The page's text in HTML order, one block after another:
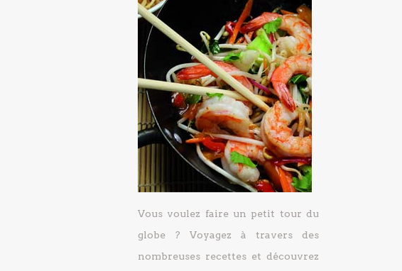
Vous voulez faire un petit tour du
globe ? Voyagez à travers des
nombreuses recettes et découvrez